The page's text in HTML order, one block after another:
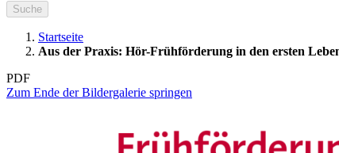
Suche
Startseite
Aus der Praxis: Hör-Frühförderung in den ersten
PDF
Zum Ende der Bildergalerie springen